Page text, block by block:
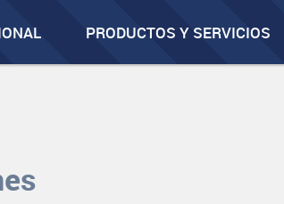
PRODUCTOS Y SERVICIOS